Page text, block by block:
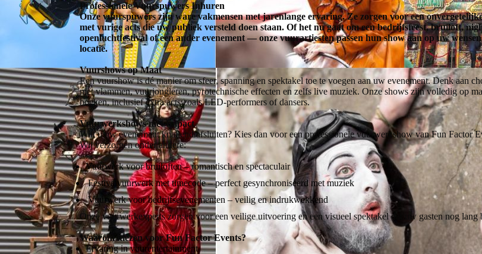
Professionele Vuurspuwers Inhuren
Onze vuurspuwers zijn ware vakmensen met jarenlange ervaring. Ze zorgen voor een
met vurige acts die uw publiek versteld doen staan. Of het nu gaat om een bedrijfsfeest, bruiloft,
openluchtfestival of een ander evenement — onze vuurartiesten passen hun show aan op uw
locatie.
Vuurshows op Maat
Een vuurshow is dé manier om sfeer, spanning en spektakel toe te voegen aan uw evenement. Denk aan
met vlammen, vuurjongleren, pyrotechnische effecten en zelfs live muziek. Onze shows zijn volledig op
boeken, inclusief extra acts zoals LED-performers of dansers.
Vuurwerkshows met Impact
Wilt u uw evenement knallend afsluiten? Kies dan voor een professionele vuurwerkshow van Fun Factor
Wij verzorgen onder andere:
Vuurwerk voor bruiloften – romantisch en spectaculair
Festivalvuurwerk met timecode – perfect gesynchroniseerd met muziek
Vuurwerk voor bedrijfsevenementen – veilig en indrukwekkend
Onze vuurwerkexperts zorgen voor een veilige uitvoering en een visueel spektakel dat uw gasten nog
Waarom kiezen voor Fun Factor Events?
Ervaring in vuurentertainment